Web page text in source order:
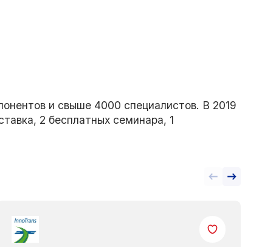
и свыше 4000 специалистов. В 2019
2 бесплатных семинара, 1